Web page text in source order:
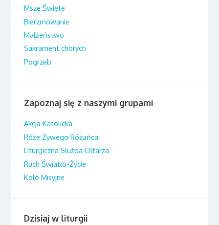
Msze Święte
Bierzmowanie
Małżeństwo
Sakrament chorych
Pogrzeb
Zapoznaj się z naszymi grupami
Akcja Katolicka
Róże Żywego Różańca
Liturgiczna Służba Ołtarza
Ruch Światło-Życie
Koło Misyjne
Dzisiaj w liturgii